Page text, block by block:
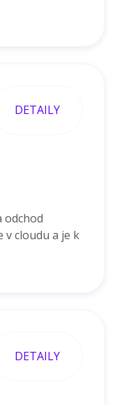
DETAILY
odchod
v cloudu a je k
DETAILY